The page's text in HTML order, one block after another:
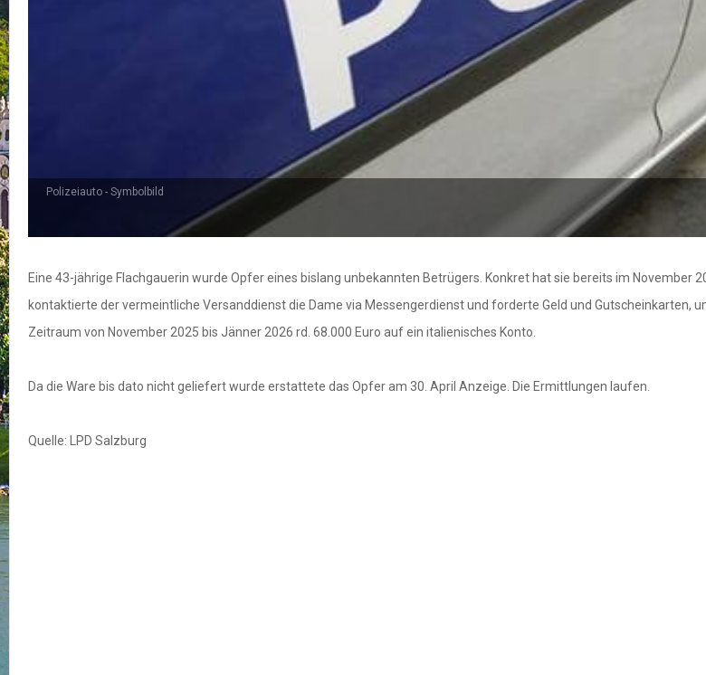
Polizeiauto - Symbolbild
Eine 43-jährige Flachgauerin wurde Opfer eines bislang unbekannten Betrügers. Konkret hat sie bereits im November
kontaktierte der vermeintliche Versanddienst die Dame via Messengerdienst und forderte Geld und Gutscheinkarten,
Zeitraum von November 2025 bis Jänner 2026 rd. 68.000 Euro auf ein italienisches Konto.
Da die Ware bis dato nicht geliefert wurde erstattete das Opfer am 30. April Anzeige. Die Ermittlungen laufen.
Quelle: LPD Salzburg